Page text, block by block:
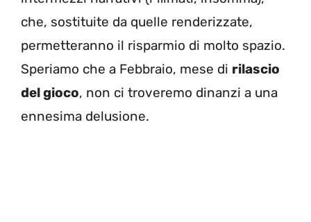
che, sostituite da quelle renderizzate,
permetteranno il risparmio di molto spazio.
Speriamo che a Febbraio, mese di rilascio
del gioco, non ci troveremo dinanzi a una
ennesima delusione.